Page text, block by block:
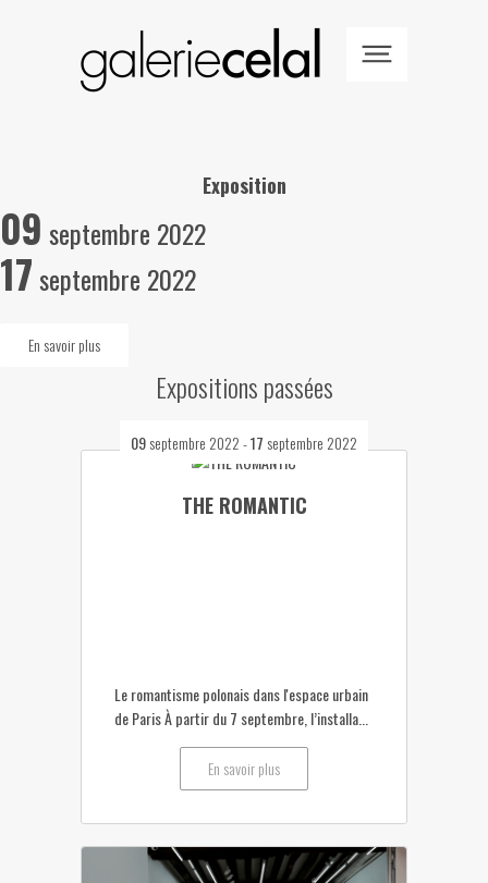
Exposition
09 septembre 2022
17septembre 2022
En savoir plus
Expositions passées
09septembre 2022-17 septembre 2022
THE ROMANTIC
Le romantisme polonais dans l'espace urbain
de Paris À partir du 7 septembre, l’installa...
En savoir plus